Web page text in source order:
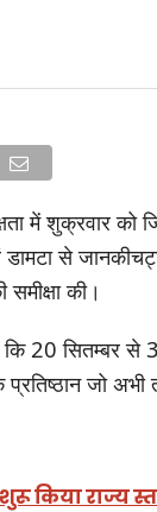
में शुक्रवार को
डामटा से
की।
कि 20
जो
किया राज्य